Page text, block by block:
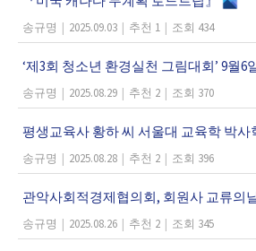
송규명 | 2025.09.03 | 추천 1 | 조회 434
‘제3회 청소년 환경실천 그림대회’ 9월6
송규명 | 2025.08.29 | 추천 2 | 조회 370
평생교육사 황하 씨 서울대 교육학 박사
송규명 | 2025.08.28 | 추천 2 | 조회 396
관악사회적경제협의회, 회원사 교류의
송규명 | 2025.08.26 | 추천 2 | 조회 345